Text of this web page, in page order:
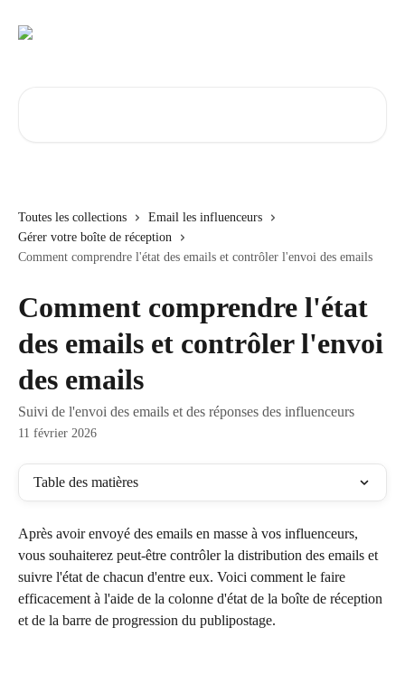
Toutes les collections
Email les influenceurs
Gérer votre boîte de réception
Comment comprendre l'état des emails et contrôler l'envoi des emails
Comment comprendre l'état
des emails et contrôler l'envoi
des emails
Suivi de l'envoi des emails et des réponses des influenceurs
11 février 2026
Table des matières
Après avoir envoyé des emails en masse à vos influenceurs,
vous souhaiterez peut-être contrôler la distribution des emails et
suivre l'état de chacun d'entre eux. Voici comment le faire
efficacement à l'aide de la colonne d'état de la boîte de réception
et de la barre de progression du publipostage.